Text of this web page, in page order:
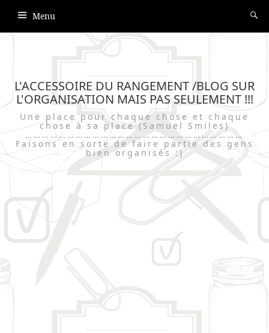
Menu
L'ACCESSOIRE DU RANGEMENT /BLOG SUR
L'ORGANISATION MAIS PAS SEULEMENT !!!
Une place pour chaque chose et chaque
chose à sa place (Samuel Smiles)
……………………………………………………………………
Faisons en sorte de faire partie des gens
bien organisés :)